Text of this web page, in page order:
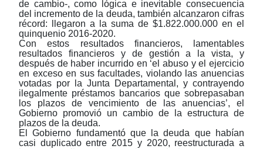
de cambio-, como lógica e inevitable consecuencia
del incremento de la deuda, también alcanzaron cifras
récord: llegaron a la suma de $1.822.000.000 en el
quinquenio 2016-2020.
Con estos resultados financieros, lamentables
resultados financieros y de gestión a la vista, y
después de haber incurrido en ‘el abuso y el ejercicio
en exceso en sus facultades, violando las anuencias
votadas por la Junta Departamental, y contrayendo
ilegalmente préstamos bancarios que sobrepasaban
los plazos de vencimiento de las anuencias’, el
Gobierno promovió un cambio de la estructura de
plazos de la deuda.
El Gobierno fundamentó que la deuda que habían
casi duplicado entre 2015 y 2020, reestructurada a